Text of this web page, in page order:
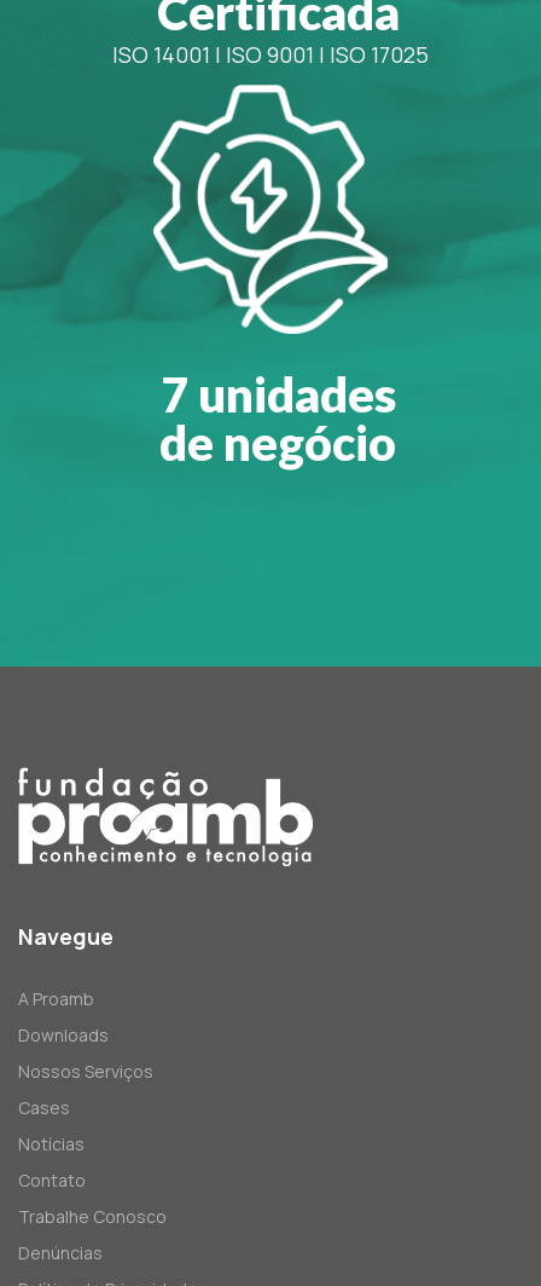
Certificada
ISO 14001 | ISO 9001 | ISO 17025
7 unidades
de negócio
Navegue
A Proamb
Downloads
Nossos Serviços
Cases
Notícias
Contato
Trabalhe Conosco
Denúncias